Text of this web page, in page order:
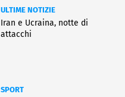
ULTIME NOTIZIE
Iran e Ucraina, notte di
attacchi
SPORT